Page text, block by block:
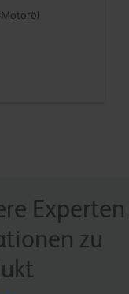
Motoröl
Experten
zu